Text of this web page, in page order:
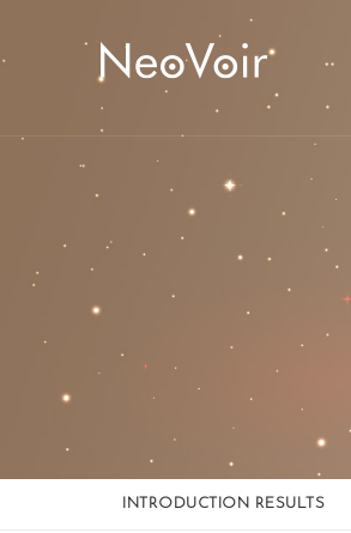
INTRODUCTION RESULTS